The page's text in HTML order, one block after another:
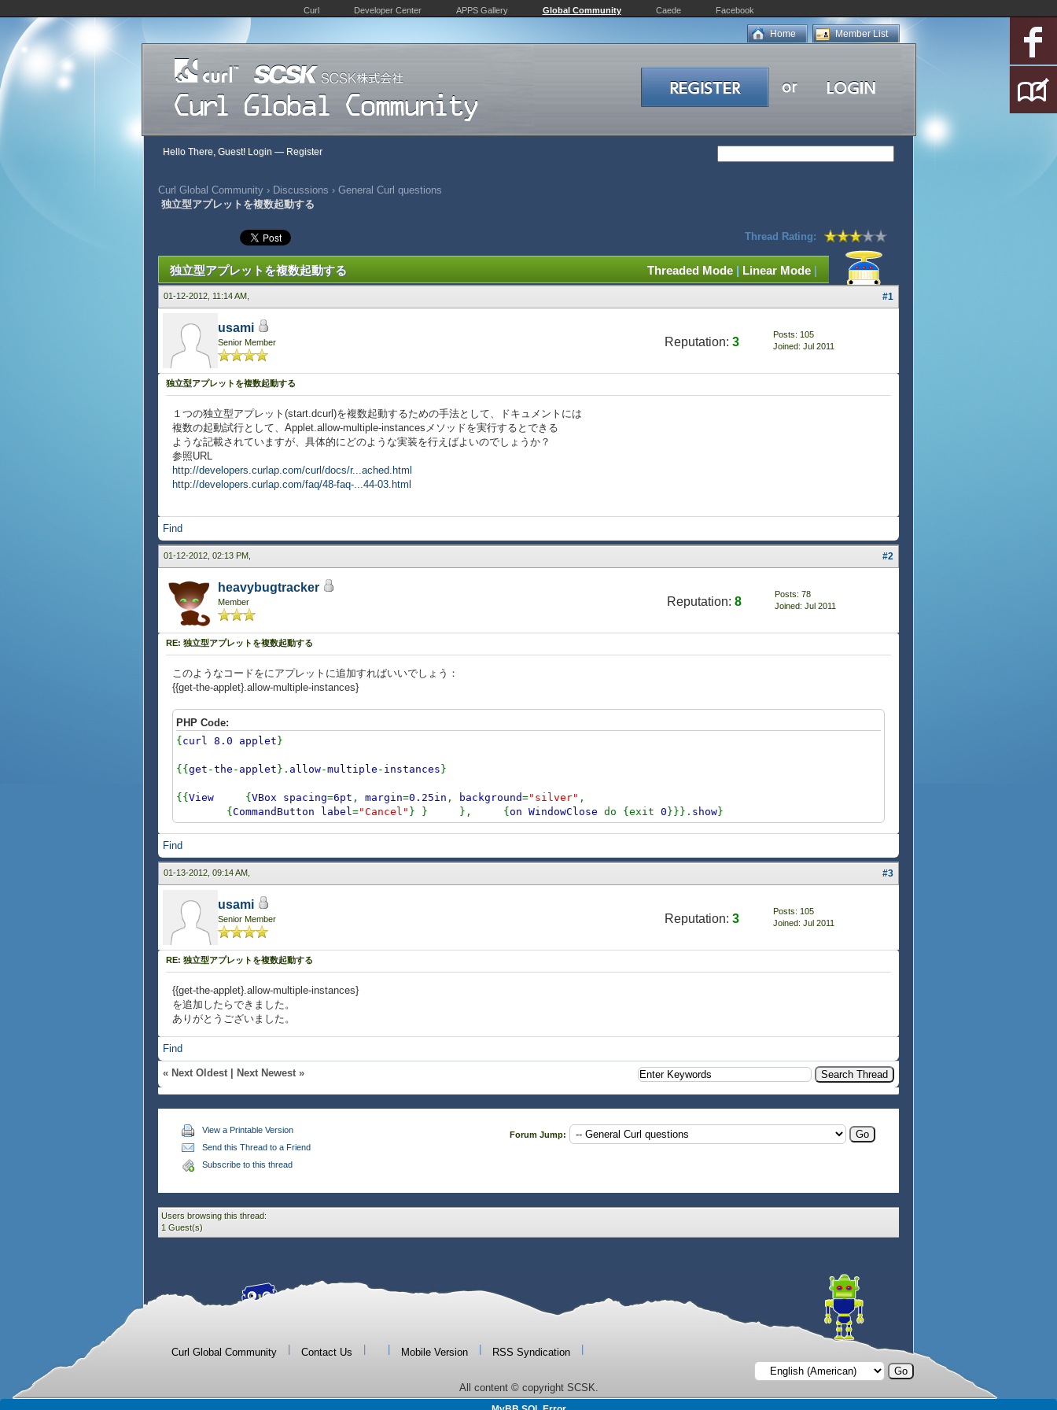
Curl Developer Center APPS Gallery Global Community Caede Facebook
Member List
Home
Hello There, Guest! Login — Register
Curl Global Community › Discussions › General Curl questions
独立型アプレットを複数起動する
Thread Rating:
Threaded Mode | Linear Mode |
独立型アプレットを複数起動する
01-12-2012, 11:14 AM, #1
usami
Senior Member Reputation: 3
Posts: 105
Joined: Jul 2011
独立型アプレットを複数起動する
１つの独立型アプレット(start.dcurl)を複数起動するための手法として、ドキュメントには
複数の起動試行として、Applet.allow-multiple-instancesメソッドを実行するとできる
ような記載されていますが、具体的にどのような実装を行えばよいのでしょうか？
参照URL
http://developers.curlap.com/curl/docs/r...ached.html
http://developers.curlap.com/faq/48-faq-...44-03.html
Find
01-12-2012, 02:13 PM, #2
heavybugtracker
Member Reputation: 8
Posts: 78
Joined: Jul 2011
RE: 独立型アプレットを複数起動する
このようなコードをにアプレットに追加すればいいでしょう：
{{get-the-applet}.allow-multiple-instances}
PHP Code:
{ curl 8.0 applet }
{{ get -the - applet }. allow-multiple - instances }
{{ View { VBox spacing=6pt , margin=0.25in , background="silver" ,
{ CommandButton label="Cancel" } } }, { on WindowClose do {exit 0 }}}. show}
Find
01-13-2012, 09:14 AM, #3
usami
Senior Member Reputation: 3
Posts: 105
Joined: Jul 2011
RE: 独立型アプレットを複数起動する
{{get-the-applet}.allow-multiple-instances}
を追加したらできました。
ありがとうございました。
Find
« Next Oldest Next Newest »
View a Printable Version
Send this Thread to a Friend
Subscribe to this thread
Forum Jump:
Users browsing this thread:
1 Guest(s)
Curl Global Community Contact Us Mobile Version RSS Syndication
All content © copyright SCSK.